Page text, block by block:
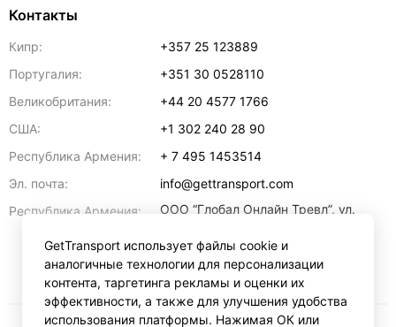
Контакты
Кипр:
+357 25 123889
Португалия:
+351 30 0528110
Великобритания:
+44 20 4577 1766
США:
+1 302 240 28 90
Республика Армения:
+ 7 495 1453514
Эл. почта:
info@gettransport.com
Республика Армения:
ООО “Глобал Онлайн Тревл”, ул.
регистрационный номер
271.110.1183229, РНН 00238516
Ереван 0070
GetTransport использует файлы cookie и
аналогичные технологии для персонализации
контента, таргетинга рекламы и оценки их
эффективности, а также для улучшения удобства
использования платформы. Нажимая ОК или